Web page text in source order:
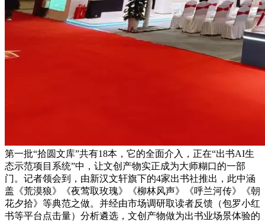
第一批“拾圆文库”共有18本，它的全面介入，正在“出书AI生
态示范项目系统”中，让文创产物实正成为大师糊口的一部
门。记者领会到，由新汉文轩旗下的4家出书社推出，此中涵
盖《荒漠狼》《夜莺取玫瑰》《柳林风声》《呼兰河传》《朝
花夕拾》等典范之做。并经由市场调研取读者反馈（包罗小红
书等平台点击量）分析遴选，文创产物做为出书业场景体验的